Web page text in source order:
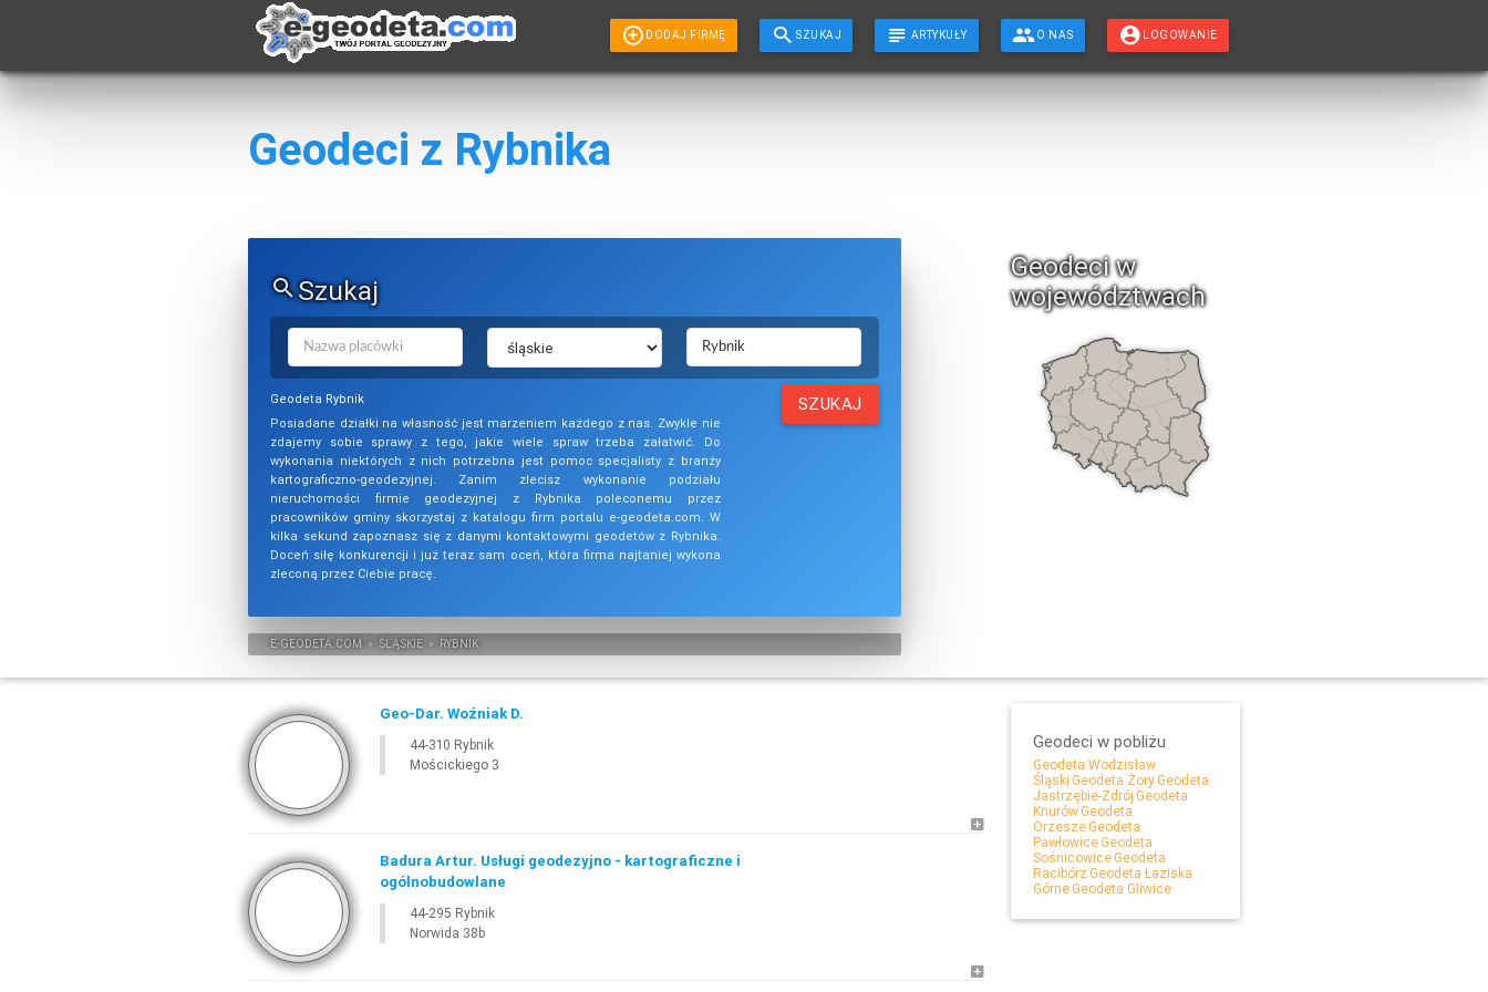
DODAJ FIRMĘ SZUKAJ ARTYKUŁY O NAS LOGOWANIE
Geodeci z Rybnika
Szukaj
Geodeta Rybnik
Posiadane działki na własność jest marzeniem każdego z nas. Zwykle nie
zdajemy sobie sprawy z tego, jakie wiele spraw trzeba załatwić. Do
wykonania niektórych z nich potrzebna jest pomoc specjalisty z branży
kartograficzno-geodezyjnej. Zanim zlecisz wykonanie podziału
nieruchomości firmie geodezyjnej z Rybnika poleconemu przez
pracowników gminy skorzystaj z katalogu firm portalu e-geodeta.com. W
kilka sekund zapoznasz się z danymi kontaktowymi geodetów z Rybnika.
Doceń siłę konkurencji i już teraz sam oceń, która firma najtaniej wykona
zleconą przez Ciebie pracę.
SZUKAJ
Geodeci w
województwach
E-GEODETA.COM » ŚLĄSKIE » RYBNIK
Geo-Dar. Woźniak D.
44-310 Rybnik
Mościckiego 3
Badura Artur. Usługi geodezyjno - kartograficzne i
ogólnobudowlane
44-295 Rybnik
Norwida 38b
Geodeci w pobliżu
Geodeta Wodzisław
Śląski Geodeta Żory Geodeta
Jastrzębie-Zdrój Geodeta
Knurów Geodeta
Orzesze Geodeta
Pawłowice Geodeta
Sośnicowice Geodeta
Racibórz Geodeta Łaziska
Górne Geodeta Gliwice